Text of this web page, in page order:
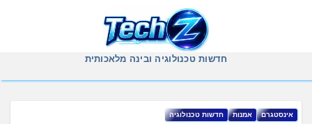
חדשות טכנולוגיה ובינה מלאכותית
אינסטגרם אמנות ‏חדשות ‏טכנולוגיה